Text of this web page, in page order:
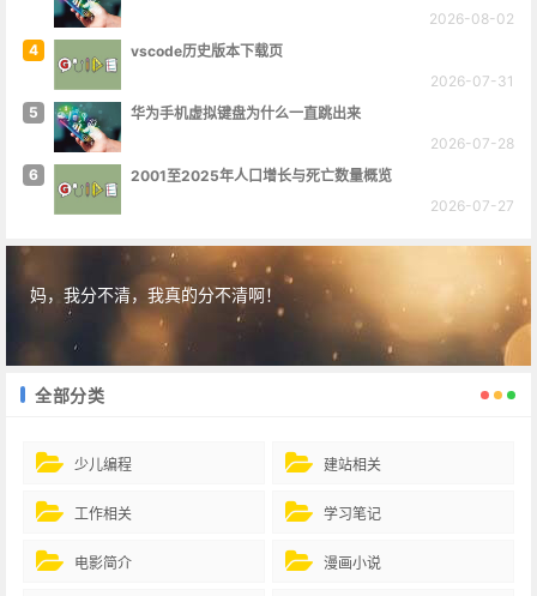
2026-08-02
4
vscode历史版本下载页
2026-07-31
5
华为手机虚拟键盘为什么一直跳出来
2026-07-28
6
2001至2025年人口增长与死亡数量概览
2026-07-27
妈，我分不清，我真的分不清啊！
全部分类
少儿编程 建站相关
工作相关 学习笔记
电影简介 漫画小说